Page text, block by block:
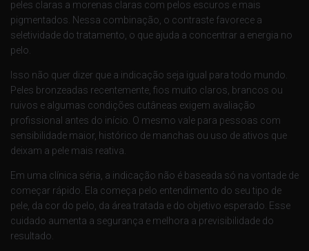
peles claras a morenas claras com pelos escuros e mais
pigmentados. Nessa combinação, o contraste favorece a
seletividade do tratamento, o que ajuda a concentrar a energia no
pelo.
Isso não quer dizer que a indicação seja igual para todo mundo.
Peles bronzeadas recentemente, fios muito claros, brancos ou
ruivos e algumas condições cutâneas exigem avaliação
profissional antes do início. O mesmo vale para pessoas com
sensibilidade maior, histórico de manchas ou uso de ativos que
deixam a pele mais reativa.
Em uma clínica séria, a indicação não é baseada só na vontade de
começar rápido. Ela começa pelo entendimento do seu tipo de
pele, da cor do pelo, da área tratada e do objetivo esperado. Esse
cuidado aumenta a segurança e melhora a previsibilidade do
resultado.